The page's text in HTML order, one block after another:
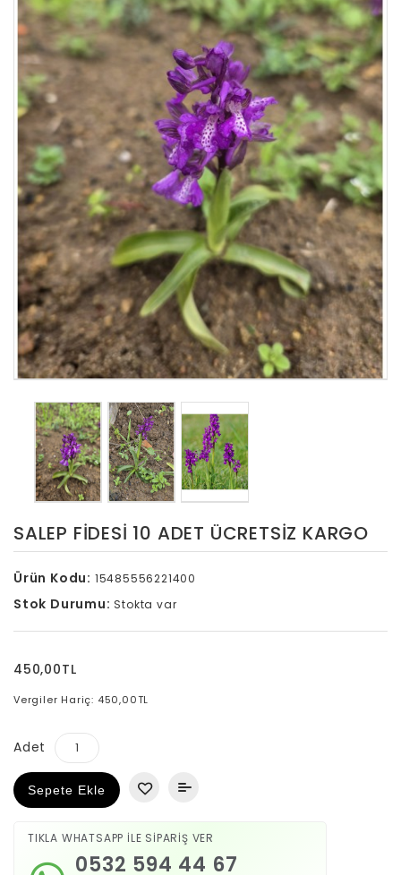
SALEP FİDESİ 10 ADET ÜCRETSİZ KARGO
Ürün Kodu: 15485556221400
Stok Durumu: Stokta var
450,00TL
Vergiler Hariç: 450,00TL
Adet
Sepete Ekle
TIKLA WHATSAPP İLE SİPARİŞ VER
0532 594 44 67